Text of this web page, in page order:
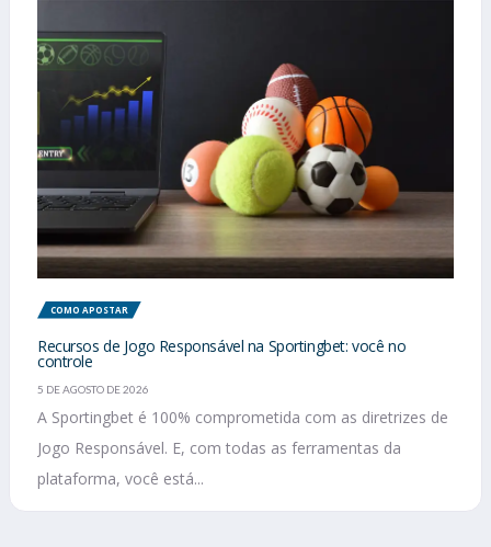
COMO APOSTAR
Recursos de Jogo Responsável na Sportingbet: você no
controle
5 DE AGOSTO DE 2026
A Sportingbet é 100% comprometida com as diretrizes de
Jogo Responsável. E, com todas as ferramentas da
plataforma, você está...